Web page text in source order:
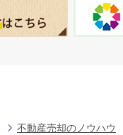
不動産売却のノウハウ